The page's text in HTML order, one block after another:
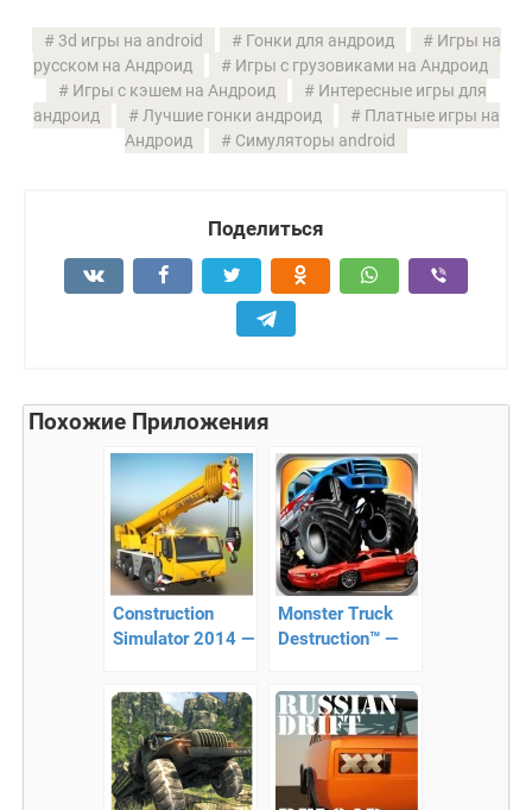
3d игры на android Гонки для андроид
Игры на
русском на Андроид
Игры с грузовиками на Андроид
Игры с кэшем на Андроид
Интересные игры для
андроид
Лучшие гонки андроид
Платные игры на
Андроид
Симуляторы android
Поделиться
Похожие Приложения
Construction
Simulator 2014 —
строительных
симуляторов
Monster Truck
Destruction™ —